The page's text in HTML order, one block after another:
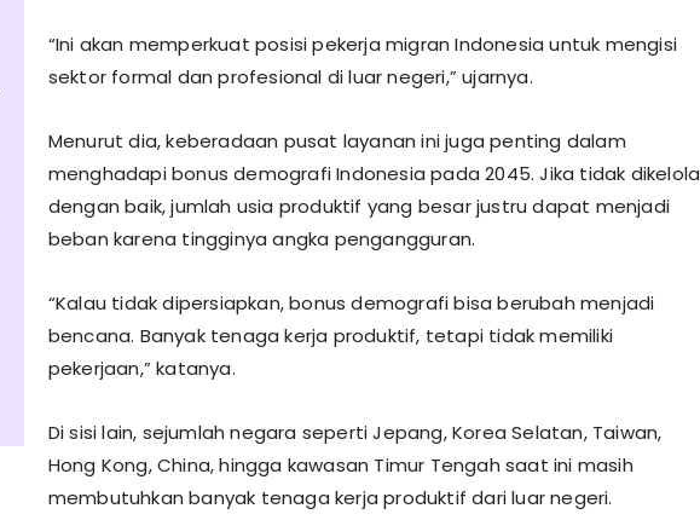
“Ini akan memperkuat posisi pekerja migran Indonesia untuk mengisi
sektor formal dan profesional di luar negeri,” ujarnya.
Menurut dia, keberadaan pusat layanan ini juga penting dalam
menghadapi bonus demografi Indonesia pada 2045. Jika tidak dikelola
dengan baik, jumlah usia produktif yang besar justru dapat menjadi
beban karena tingginya angka pengangguran.
“Kalau tidak dipersiapkan, bonus demografi bisa berubah menjadi
bencana. Banyak tenaga kerja produktif, tetapi tidak memiliki
pekerjaan,” katanya.
Di sisi lain, sejumlah negara seperti Jepang, Korea Selatan, Taiwan,
Hong Kong, China, hingga kawasan Timur Tengah saat ini masih
membutuhkan banyak tenaga kerja produktif dari luar negeri.